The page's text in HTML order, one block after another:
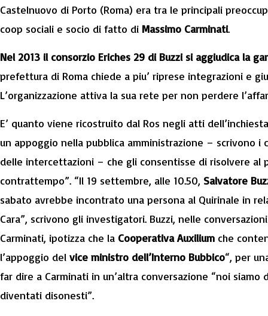
Castelnuovo di Porto (Roma) era tra le principali
coop sociali e socio di fatto di Massimo Carminati.
Nel 2013 il consorzio Eriches 29 di Buzzi si aggiudica la
prefettura di Roma chiede a piu’ riprese integrazioni e
L’organizzazione attiva la sua rete per non perdere
E’ quanto viene ricostruito dal Ros negli atti
un appoggio nella pubblica amministrazione – scrivono i
delle intercettazioni – che gli consentisse di risolvere al
contrattempo”. “Il 19 settembre, alle 10.50, Salvatore
sabato avrebbe incontrato una persona al Quirinale in
Cara”, scrivono gli investigatori. Buzzi, nelle
Carminati, ipotizza che la Cooperativa Auxilium che
l’appoggio del vice ministro dell’Interno Bubbico“, per
far dire a Carminati in un’altra conversazione “noi
diventati disonesti”.